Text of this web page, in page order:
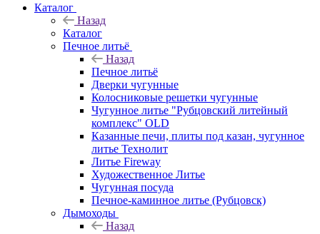
Каталог
Назад
Каталог
Печное литьё
Назад
Печное литьё
Дверки чугунные
Колосниковые решетки чугунные
Чугунное литье "Рубцовский литейный
комплекс" OLD
Казанные печи, плиты под казан, чугунное
литье Технолит
Литье Fireway
Художественное Литье
Чугунная посуда
Печное-каминное литье (Рубцовск)
Дымоходы
Назад